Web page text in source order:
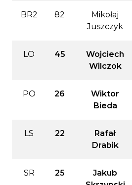
BR2 82
Mikołaj
Juszczyk
LO 45
Wojciech
Wilczok
PO 26
Wiktor
Bieda
LS 22
Rafał
Drabik
SR 25
Jakub